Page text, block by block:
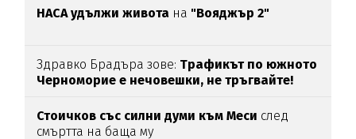
НАСА удължи живота на "Вояджър 2"
Здравко Брадъра зове: Трафикът по южното
Черноморие е нечовешки, не тръгвайте!
Стоичков със силни думи към Меси след
смъртта на баща му